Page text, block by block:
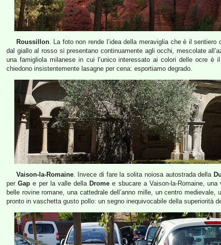
Roussillon. La foto non rende l’idea della meraviglia che è il
dal giallo al rosso si presentano continuamente agli occhi, mescolate
una famigliola milanese in cui l’unico interessato ai colori delle ocre
chiedono insistentemente lasagne per cena: esportiamo degrado.
Vaison-la-Romaine. Invece di fare la solita noiosa autostrada della
perGap e per la valle della Drome e sbucare a Vaison-la-Romaine,
belle rovine romane, una cattedrale dell’anno mille, un centro
pronto in vaschetta gusto pollo: un segno inequivocabile della superiorità